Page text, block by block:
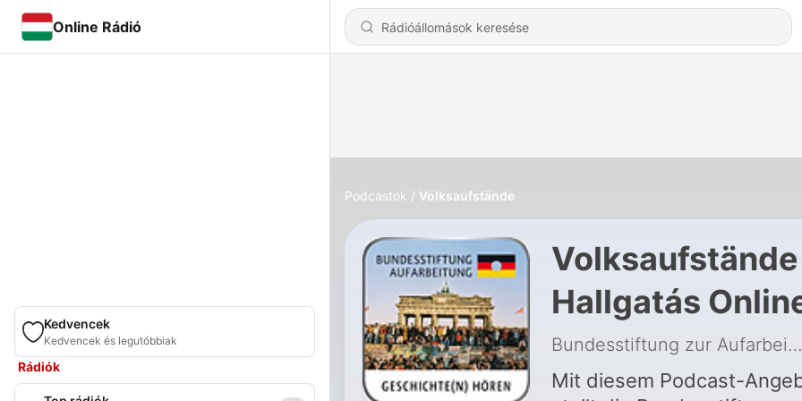
Online Rádió
Kedvencek
Kedvencek és legutóbbiak
Rádiók
Podcastok Volksaufstände
Hallgatás
Bundesstiftung zur Aufarbeitung der SED-Diktatur
Mit diesem Podcast-